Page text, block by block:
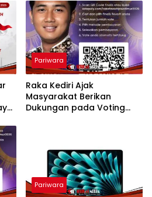
Pariwara
Raka Kediri Ajak
Masyarakat Berikan
Dukungan pada Voting
Pariwara